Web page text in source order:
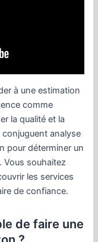
à une estimation
comme
la qualité et la
conjuguent analyse
pour déterminer un
Vous souhaitez
les services
de confiance.
de faire une